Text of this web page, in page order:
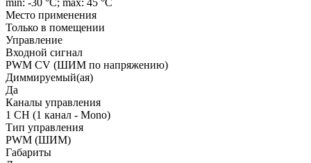
Место применения
Только в помещении
Управление
Входной сигнал
PWM СV (ШИМ по напряжению)
Диммируемый(ая)
Да
Каналы управления
1 CH (1 канал - Mono)
Тип управления
PWM (ШИМ)
Габариты